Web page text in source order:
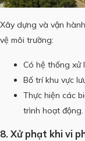
Xây dựng và vận
vệ môi trường:
Có hệ thống xử
Bố trí khu vực
Thực hiện các
trình hoạt động.
8. Xử phạt khi vi